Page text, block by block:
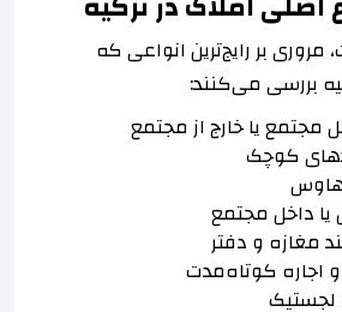
مروری بر رایج‌ترین انواعی که
بررسی می‌کنند:
مجتمع یا خارج از مجتمع
کوچک
داخل مجتمع
مغازه و دفتر
اجاره کوتاه‌مدت
لجستیک